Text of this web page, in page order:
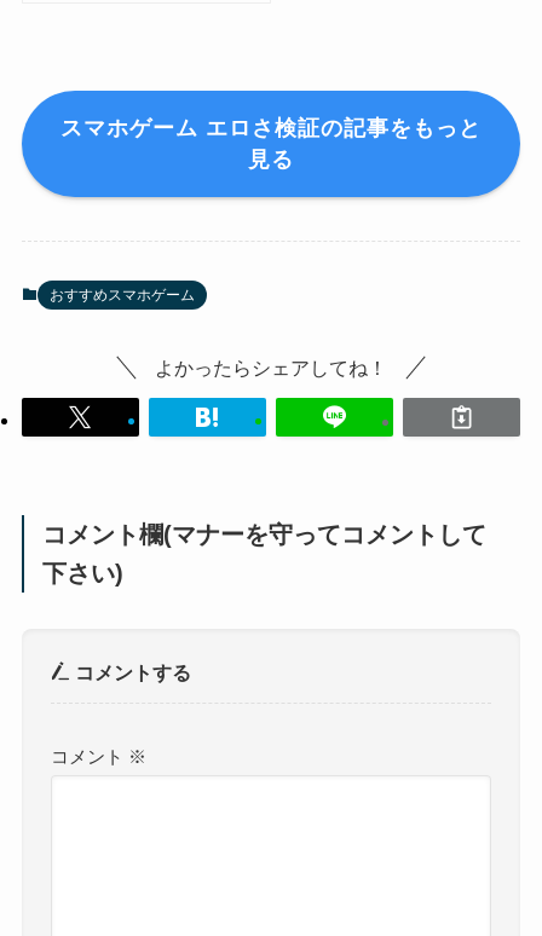
スマホゲーム エロさ検証の記事をもっと
見る
おすすめスマホゲーム
よかったらシェアしてね！
コメント欄(マナーを守ってコメントして
下さい)
コメントする
コメント ※